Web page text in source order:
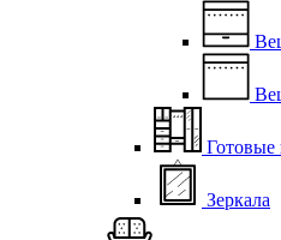
Зеркала